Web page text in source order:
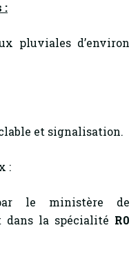
:
pluviales d’environ
et signalisation.
:
le ministère de
dans la spécialité R0